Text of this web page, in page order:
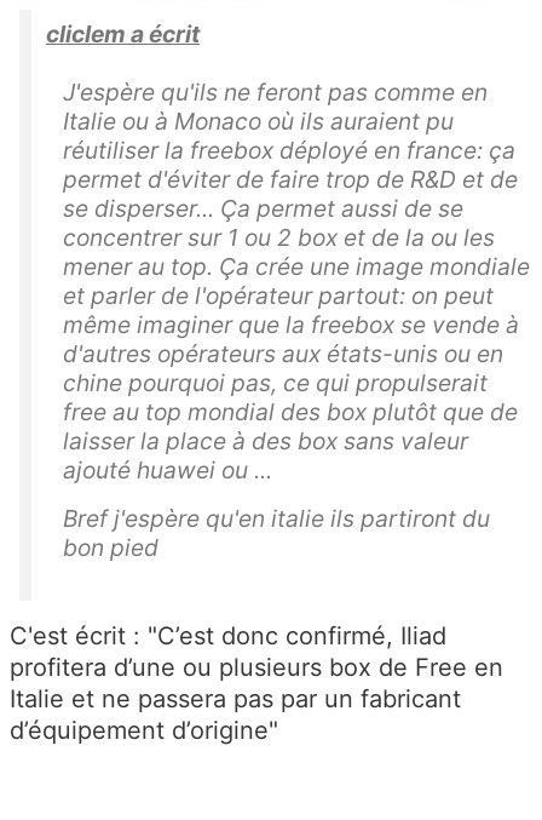
cliclem a écrit
J'espère qu'ils ne feront pas comme en
Italie ou à Monaco où ils auraient pu
réutiliser la freebox déployé en france: ça
permet d'éviter de faire trop de R&D et de
se disperser... Ça permet aussi de se
concentrer sur 1 ou 2 box et de la ou les
mener au top. Ça crée une image mondiale
et parler de l'opérateur partout: on peut
même imaginer que la freebox se vende à
d'autres opérateurs aux états-unis ou en
chine pourquoi pas, ce qui propulserait
free au top mondial des box plutôt que de
laisser la place à des box sans valeur
ajouté huawei ou ...
Bref j'espère qu'en italie ils partiront du
bon pied
C'est écrit : "C’est donc confirmé, Iliad
profitera d’une ou plusieurs box de Free en
Italie et ne passera pas par un fabricant
d’équipement d’origine"